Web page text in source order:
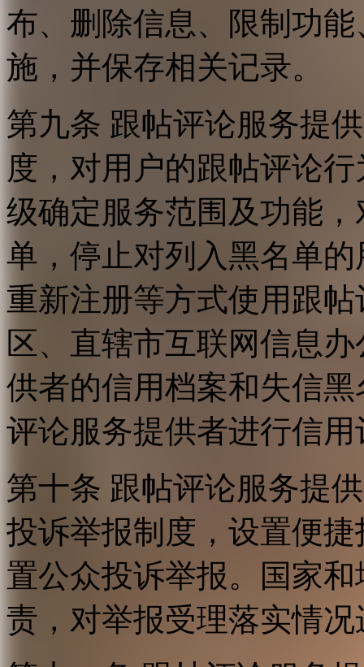
布、删除信息、限制功
施，并保存相关记录。
第九条 跟帖评论服务提
度，对用户的跟帖评论
级确定服务范围及功能
单，停止对列入黑名单
重新注册等方式使用跟
区、直辖市互联网信息
供者的信用档案和失信
评论服务提供者进行信用
第十条 跟帖评论服务提
投诉举报制度，设置便
置公众投诉举报。国家
责，对举报受理落实情